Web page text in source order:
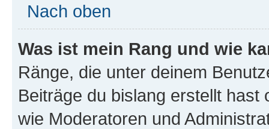
Nach oben
Was ist mein Rang und wie
Ränge, die unter deinem
Beiträge du bislang erstellt
wie Moderatoren und